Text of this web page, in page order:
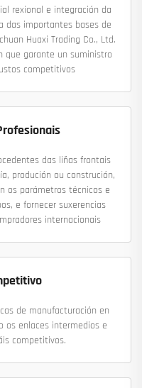
rexional e integración da
das importantes bases de
Huaxi Trading Co., Ltd.
que garante un suministro
competitivos
das liñas frontais
produción ou construción,
os parámetros técnicos e
e fornecer suxerencias
internacionais
de manufacturación en
os enlaces intermedios e
competitivos.